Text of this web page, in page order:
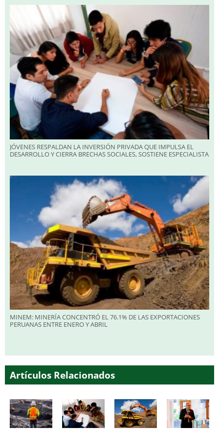
JÓVENES RESPALDAN LA INVERSIÓN PRIVADA QUE IMPULSA EL
DESARROLLO Y CIERRA BRECHAS SOCIALES, SOSTIENE ESPECIALISTA
MINEM: MINERÍA CONCENTRÓ EL 76.1% DE LAS EXPORTACIONES
PERUANAS ENTRE ENERO Y ABRIL
Artículos Relacionados